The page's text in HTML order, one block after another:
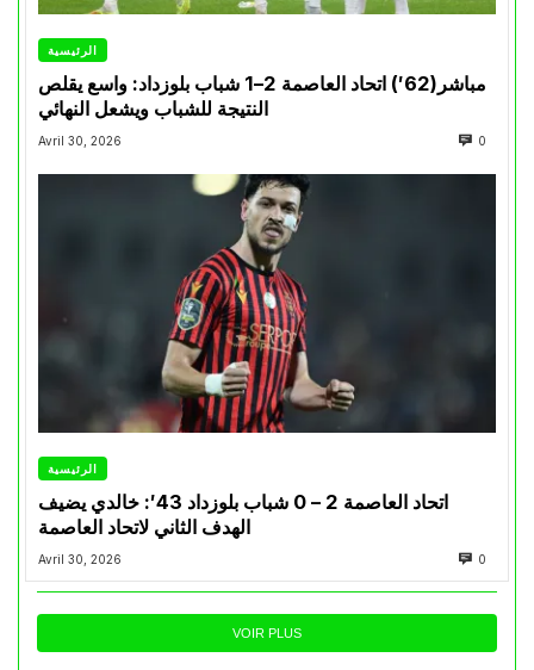
الرئيسية
مباشر(62′) اتحاد العاصمة 2–1 شباب بلوزداد: واسع يقلص
النتيجة للشباب ويشعل النهائي
Avril 30, 2026 0
الرئيسية
اتحاد العاصمة 2 – 0 شباب بلوزداد 43′: خالدي يضيف
الهدف الثاني لاتحاد العاصمة
Avril 30, 2026 0
VOIR PLUS